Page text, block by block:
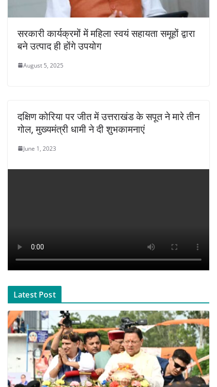
सरकारी कार्यक्रमों में महिला स्वयं सहायता समूहों द्वारा
बने उत्पाद ही होंगे उपयोग
August 5, 2025
दक्षिण कोरिया पर जीत में उत्तराखंड के सपूत ने मारे तीन
गोल, मुख्यमंत्री धामी ने दी शुभकामनाएं
June 1, 2023
Latest Post